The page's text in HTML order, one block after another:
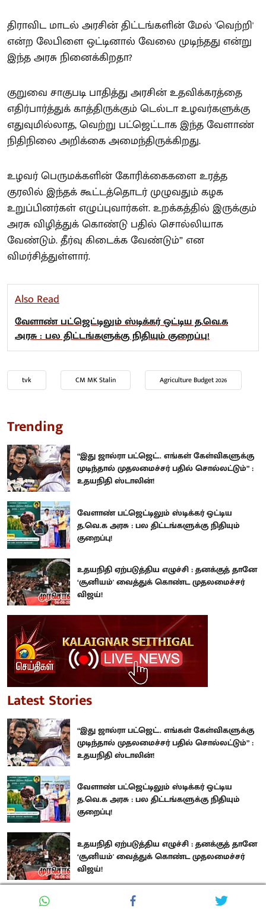
திராவிட மாடல் அரசின் திட்டங்களின் மேல் 'வெற்றி'
என்ற லேபிளை ஒட்டினால் வேலை முடிந்தது என்று
இந்த அரசு நினைக்கிறதா?
குறுவை சாகுபடி பாதித்து அரசின் உதவிக்கரத்தை
எதிர்பார்த்துக் காத்திருக்கும் டெல்டா உழவர்களுக்கு
எதுவுமில்லாத, வெற்று பட்ஜெட்டாக இந்த வேளாண்
நிதிநிலை அறிக்கை அமைந்திருக்கிறது.
உழவர் பெருமக்களின் கோரிக்கைகளை உரத்த
குரலில் இந்தக் கூட்டத்தொடர் முழுவதும் கழக
உறுப்பினர்கள் எழுப்புவார்கள். உறக்கத்தில் இருக்கும்
அரசு விழித்துக் கொண்டு பதில் சொல்லியாக
வேண்டும். தீர்வு கிடைக்க வேண்டும்” என
விமர்சித்துள்ளார்.
Also Read
வேளாண் பட்ஜெட்டிலும் ஸ்டிக்கர் ஒட்டிய த.வெ.க
அரசு : பல திட்டங்களுக்கு நிதியும் குறைப்பு!
tvk CM MK Stalin Agriculture Budget 2026
Trending
“இது ஜால்ரா பட்ஜெட்.. எங்கள் கேள்விகளுக்கு
முடிந்தால் முதலமைச்சர் பதில் சொல்லட்டும்” :
உதயநிதி ஸ்டாலின்!
வேளாண் பட்ஜெட்டிலும் ஸ்டிக்கர் ஒட்டிய
த.வெ.க அரசு : பல திட்டங்களுக்கு நிதியும்
குறைப்பு!
உதயநிதி ஏற்படுத்திய எழுச்சி : தனக்குத் தானே
‘சூனியம்' வைத்துக் கொண்ட முதலமைச்சர்
விஜய்!
Latest Stories
“இது ஜால்ரா பட்ஜெட்.. எங்கள் கேள்விகளுக்கு
முடிந்தால் முதலமைச்சர் பதில் சொல்லட்டும்” :
உதயநிதி ஸ்டாலின்!
வேளாண் பட்ஜெட்டிலும் ஸ்டிக்கர் ஒட்டிய
த.வெ.க அரசு : பல திட்டங்களுக்கு நிதியும்
குறைப்பு!
உதயநிதி ஏற்படுத்திய எழுச்சி : தனக்குத் தானே
‘சூனியம்' வைத்துக் கொண்ட முதலமைச்சர்
விஜய்!
Related Stories